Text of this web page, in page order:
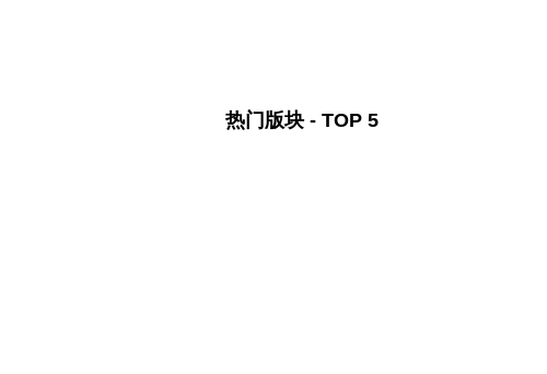
热门版块 - TOP 5